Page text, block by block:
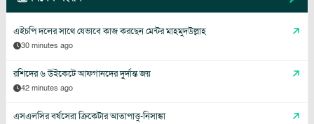
এইচপি দলের সাথে যেভাবে কাজ করছেন মেন্টর মাহমুদউল্লাহ
30 minutes ago
রশিদের ৬ উইকেটে আফগানদের দুর্দান্ত জয়
42 minutes ago
এসএলসির বর্ষসেরা ক্রিকেটার আতাপাত্তু-নিসাঙ্কা